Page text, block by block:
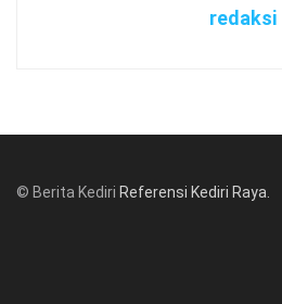
redaksi
© Berita Kediri Referensi Kediri Raya.